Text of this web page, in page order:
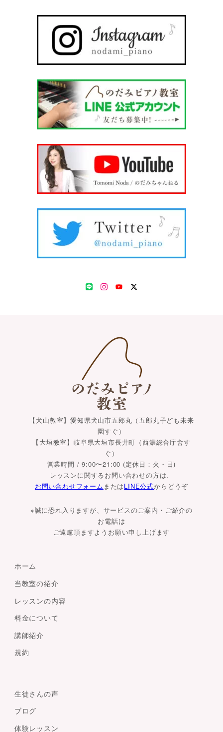
LINEInstagram
YouTube
【犬山教室】愛知県犬山市五郎丸（五郎丸子ども未来
園すぐ）
【大垣教室】岐阜県大垣市長井町（西濃総合庁舎す
ぐ）
営業時間 / 9:00〜21:00 (定休日：火・日)
レッスンに関するお問い合わせの方は、
お問い合わせフォーム またはLINE公式からどうぞ
※誠に恐れ入りますが、サービスのご案内・ご紹介の
お電話は
ご遠慮頂ますようお願い申し上げます
ホーム
当教室の紹介
レッスンの内容
料金について
講師紹介
規約
生徒さんの声
ブログ
体験レッスン